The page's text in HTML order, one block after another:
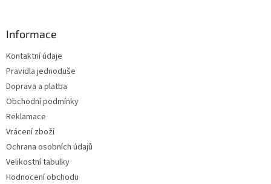
Informace
Kontaktní údaje
Pravidla jednoduše
Doprava a platba
Obchodní podmínky
Reklamace
Vrácení zboží
Ochrana osobních údajů
Velikostní tabulky
Hodnocení obchodu